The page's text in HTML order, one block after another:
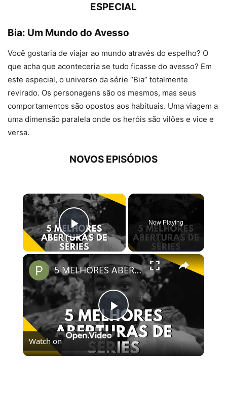
ESPECIAL
Bia: Um Mundo do Avesso
Você gostaria de viajar ao mundo através do espelho? O
que acha que aconteceria se tudo ficasse do avesso? Em
este especial, o universo da série “Bia” totalmente
revirado. Os personagens são os mesmos, mas seus
comportamentos são opostos aos habituais. Uma viagem a
uma dimensão paralela onde os heróis são vilões e vice e
versa.
NOVOS EPISÓDIOS
×
Play Video
Now Playing
×
Play
Video
5 MELHORES ABERTURAS DE SÉRIES | Pipocas Tv #13
Watch on